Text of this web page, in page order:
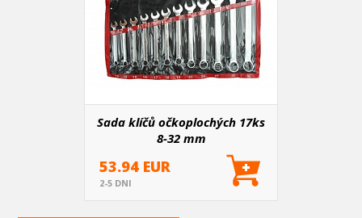
Sada klíčů očkoplochých 17ks
8-32 mm
53.94 EUR
2-5 DNI